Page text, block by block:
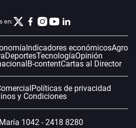
en:
Indicadores económicosAgro
DeportesTecnologíaOpinión
B-contentCartas al Director
Políticas de privacidad
y Condiciones
1042 - 2418 8280